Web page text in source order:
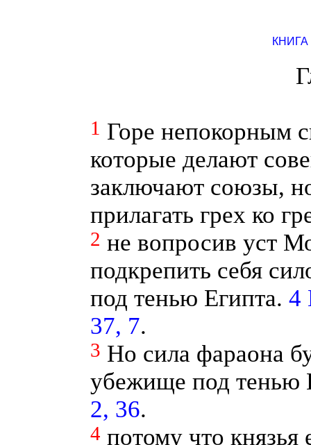
1 Горе непокорным
которые делают
заключают союзы,
прилагать грех ко
2 не вопросив уст
подкрепить себя
под тенью Египта. 4
37, 7.
3 Но сила фараона
убежище под тенью
2, 36.
4 потому что князья